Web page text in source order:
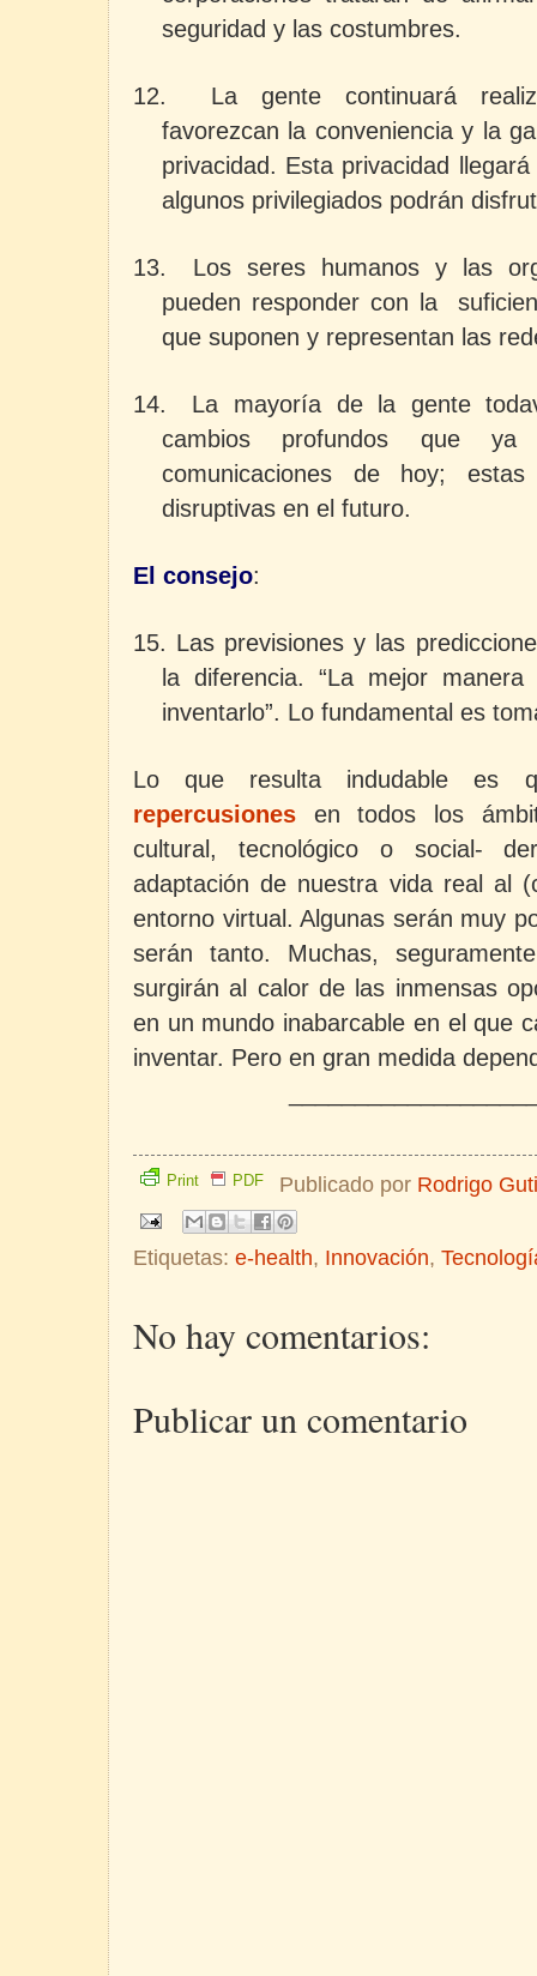
seguridad y las costumbres.
12.
La gente continuará
favorezcan la conveniencia y la
privacidad. Esta privacidad
algunos privilegiados podrán
13.
Los seres humanos y las
pueden responder con la
que suponen y representan las
14.
La mayoría de la gente
cambios profundos que
comunicaciones de hoy;
disruptivas en el futuro.
El consejo:
15. Las previsiones y las
la diferencia. “La mejor
inventarlo”. Lo fundamental es
Lo que resulta indudable es
repercusiones en todos los
cultural, tecnológico o social-
adaptación de nuestra vida real al
entorno virtual. Algunas serán muy
serán tanto. Muchas,
surgirán al calor de las inmensas
en un mundo inabarcable en el que
inventar. Pero en gran medida
Print PDF Publicado por Rodrigo
Etiquetas: e-health, Innovación,
No hay comentarios:
Publicar un comentario